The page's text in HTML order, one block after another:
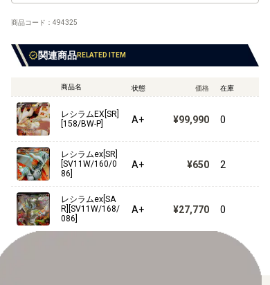
【XY】コンセプトパックなど
【XY】構築デッキ
【XY】その他商品
【XY】プロモ
【BW】拡張パック
【BW】コンセプトパック など
商品コード： 494325
関連商品RELATED ITEM
商品名 状態 価格 在庫
レシラムEX[SR]
[158/BW-P]
A+ ¥99,990 0
レシラムex[SR]
[SV11W/160/0
86]
A+ ¥650 2
レシラムex[SA
R][SV11W/168/
086]
A+ ¥27,770 0